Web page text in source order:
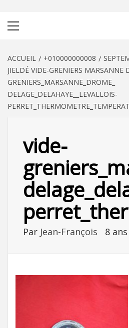
ACCUEIL +010000000008
JIELDÉ VIDE-GRENIERS MARSANNE
GRENIERS_MARSANNE_DROME_
DELAGE_DELAHAYE__LEVALLOIS-
vide-
Par Jean-François 8